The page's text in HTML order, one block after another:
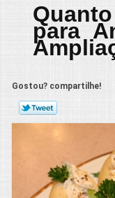
para
Gostou? compartilhe!